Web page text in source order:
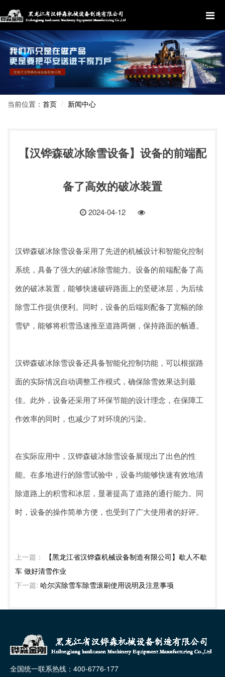
当前位置： 首页 新闻中心
【汉铧森破冰除雪设备】设备的前端配
备了高效的破冰装置
2024-04-12
汉铧森破冰除雪设备采用了先进的机械设计和智能化控制
系统，具备了强大的破冰除雪能力。设备的前端配备了高
效的破冰装置，能够快速破碎路面上的坚硬冰层，为后续
除雪工作提供便利。同时，设备的后端则配备了宽幅的除
雪铲，能够将积雪迅速推至道路两侧，保持路面的畅通。
汉铧森破冰除雪设备还具备智能化控制功能，可以根据路
面的实际情况自动调整工作模式，确保除雪效果达到最
佳。此外，设备还采用了环保节能的设计理念，在保障工
作效率的同时，也减少了对环境的污染。
在实际应用中，汉铧森破冰除雪设备展现出了出色的性
能。在多地进行的除雪试验中，设备均能够快速有效地清
除道路上的积雪和冰层，显著提高了道路的通行能力。同
时，设备的操作简单方便，也受到了广大使用者的好评。
上一篇：
【黑龙江省汉铧森机械设备制造有限公司】歇人不歇
车 做好清雪作业
下一篇: 哈尔滨除雪车除雪滚刷使用说明及注意事项
全国统一联系热线：400-6776-177